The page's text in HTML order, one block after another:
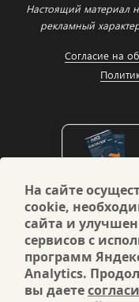
Настоящий материал
рекламный
Согласие на
На сайте
cookie,
сайта и
сервисов с
программ
Analytics.
вы даете